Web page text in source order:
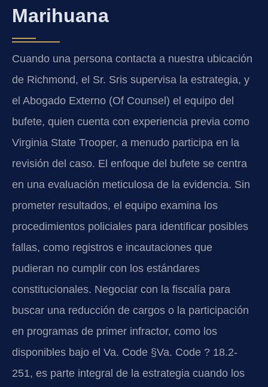
Marihuana
Cuando una persona contacta a nuestra ubicación
de Richmond, el Sr. Sris supervisa la estrategia, y
el Abogado Externo (Of Counsel) el equipo del
bufete, quien cuenta con experiencia previa como
Virginia State Trooper, a menudo participa en la
revisión del caso. El enfoque del bufete se centra
en una evaluación meticulosa de la evidencia. Sin
prometer resultados, el equipo examina los
procedimientos policiales para identificar posibles
fallas, como registros e incautaciones que
pudieran no cumplir con los estándares
constitucionales. Negociar con la fiscalía para
buscar una reducción de cargos o la participación
en programas de primer infractor, como los
disponibles bajo el Va. Code §Va. Code ? 18.2-
251, es parte integral de la estrategia cuando los